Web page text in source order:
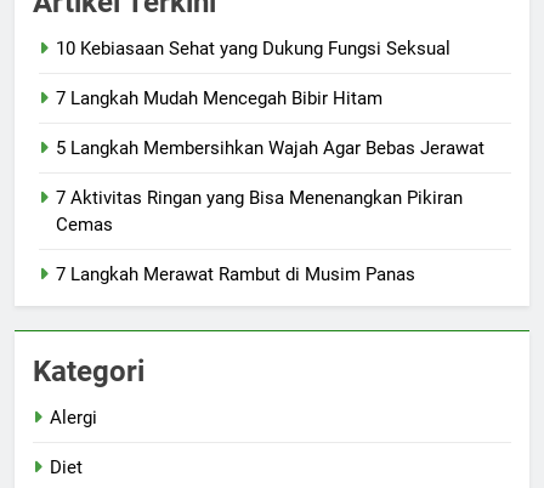
10 Kebiasaan Sehat yang Dukung Fungsi Seksual
7 Langkah Mudah Mencegah Bibir Hitam
5 Langkah Membersihkan Wajah Agar Bebas Jerawat
7 Aktivitas Ringan yang Bisa Menenangkan Pikiran
Cemas
7 Langkah Merawat Rambut di Musim Panas
Kategori
Alergi
Diet